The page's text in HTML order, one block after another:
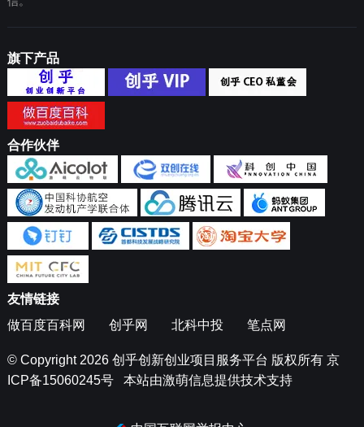
旗下产品
合作伙伴
友情链接
做百度百科网
创乎网 北科中投 笔点网
© Copyright 2026 创乎创新创业项目服务平台 版权所有 京
ICP备15060245号本站由激萌信息提供技术支持